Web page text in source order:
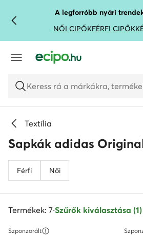
UGRÁS A FŐ TARTALOMRA
UGRÁS A KERESÉSHEZ
A legforróbb nyári
NŐI CIPŐKFÉRFI CIPŐK
Keress rá a márkákra,
Textília
Sapkák adidas
Férfi Női
Termékek: 7·Szűrők kiválasztása (1)
Szponzorált